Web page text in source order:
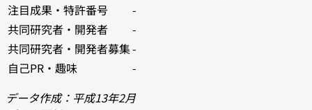
注目成果・特許番号
-
共同研究者・開発者
-
共同研究者・開発者募集-
自己PR・趣味
-
データ作成：平成13年2月